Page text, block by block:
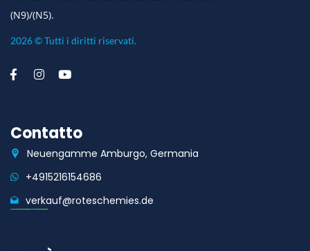
(N9)/(N5).
2026 © Tutti i diritti riservati.
Contatto
Neuengamme Amburgo, Germania
+4915216154686
verkauf@roteschemies.de